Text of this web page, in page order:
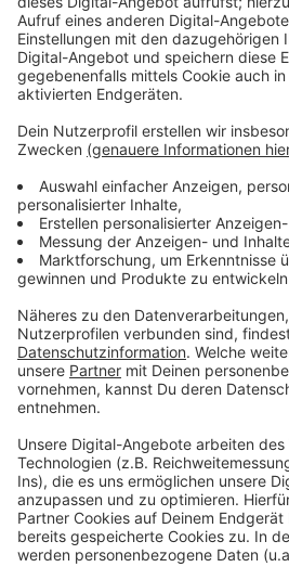
Robert Schumann haben Mitte
dem Haus auf der Bilker Straße
Kompositionen sind
Weitere Links und Infos
Anzeige
Kein Eintritt am ersten
Clara Schumann Wiki
Anzeige